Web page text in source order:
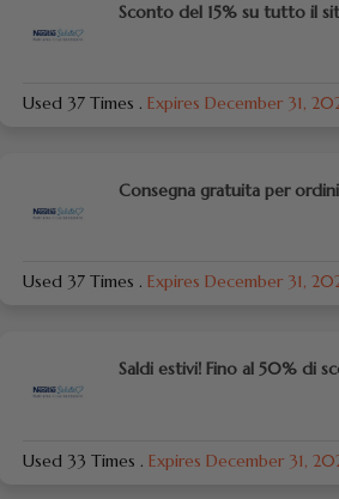
Sconto del 15% su tutto il
Used 37 Times . Expires December 31,
Consegna gratuita per
Used 37 Times . Expires December 31,
Saldi estivi! Fino al 50% di
Used 33 Times . Expires December 31,